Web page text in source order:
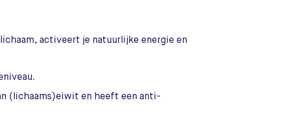
activeert je natuurlijke energie en
(lichaams)eiwit en heeft een anti-